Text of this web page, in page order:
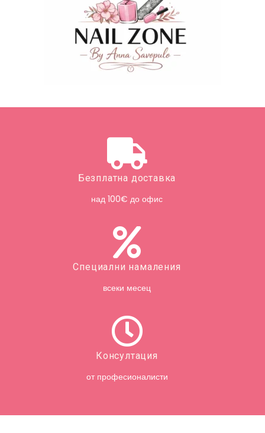
Безплатна доставка
над 100€ до офис
Специални намаления
всеки месец
Консултация
от професионалисти